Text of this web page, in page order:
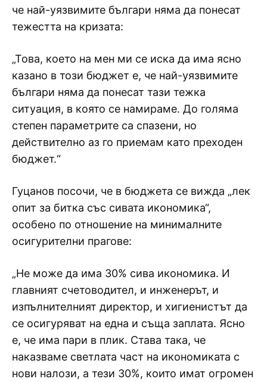
че най-уязвимите българи няма да понесат
тежестта на кризата:
„Това, което на мен ми се иска да има ясно
казано в този бюджет е, че най-уязвимите
българи няма да понесат тази тежка
ситуация, в която се намираме. До голяма
степен параметрите са спазени, но
действително аз го приемам като преходен
бюджет.“
Гуцанов посочи, че в бюджета се вижда „лек
опит за битка със сивата икономика“,
особено по отношение на минималните
осигурителни прагове:
„Не може да има 30% сива икономика. И
главният счетоводител, и инженерът, и
изпълнителният директор, и хигиенистът да
се осигуряват на една и съща заплата. Ясно
е, че има пари в плик. Става така, че
наказваме светлата част на икономиката с
нови налози, а тези 30%, които имат огромен